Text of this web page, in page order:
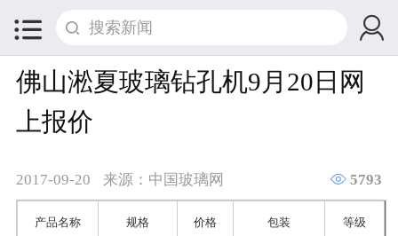
 
佛山淞夏玻璃钻孔机9月20日网
上报价
2017-09-20 来源：中国玻璃网  5793
产品名称 规格 价格 包装 等级